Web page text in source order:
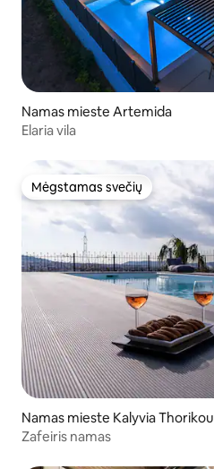
Namas mieste Artemida
Εlaria vila
Mėgstamas svečių
Mėgstamas svečių
Namas mieste Kalyvia Thorikou
Zafeiris namas